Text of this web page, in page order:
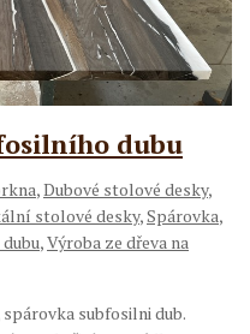
dubu
,Dubové stolové desky,
stolové desky,Spárovka,
,Výroba ze dřeva na
subfosilni dub.